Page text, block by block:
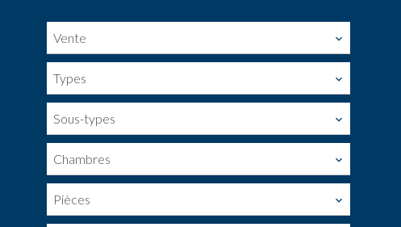
Vente
Types
Sous-types
Chambres
Pièces